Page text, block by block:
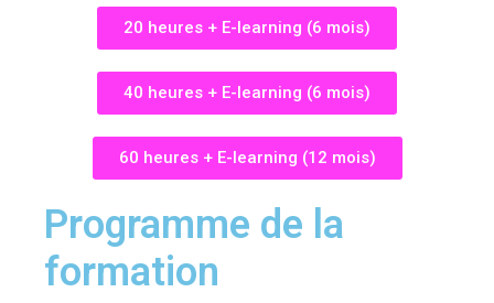
20 heures + E-learning (6 mois)
40 heures + E-learning (6 mois)
60 heures + E-learning (12 mois)
Programme de la
formation